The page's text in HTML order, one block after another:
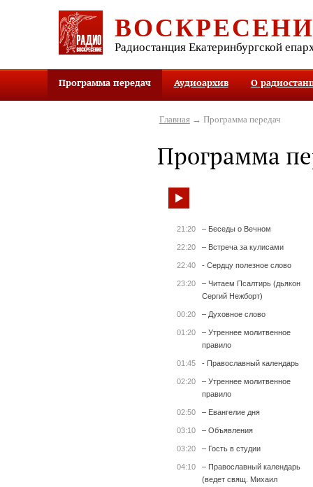
Радиостанция Екатеринбургской
Программа передач Аудиоархив О
Главная→ Программа передач
Программа
21:20 – Беседы о Вечном
22:20 – Встреча за кулисами
22:40 - Сердцу полезное слово
23:20
– Читаем Псалтирь (дьякон
Сергий Нежборт)
00:20 – Духовное слово
01:20
– Утреннее молитвенное
правило
01:45 - Православный календарь
02:20
– Утреннее молитвенное
правило
02:50 – Евангелие дня
03:10 – Объявления
03:20 – Гость в студии
04:10
– Православный календарь
(ведет свящ. Михаил